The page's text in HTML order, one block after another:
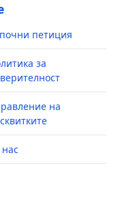
петиция
за
на